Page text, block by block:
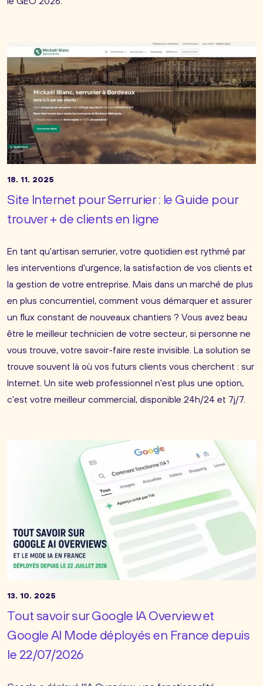
18. 11. 2025
Site Internet pour Serrurier : le Guide pour
trouver + de clients en ligne
En tant qu'artisan serrurier, votre quotidien est rythmé par
les interventions d'urgence, la satisfaction de vos clients et
la gestion de votre entreprise. Mais dans un marché de plus
en plus concurrentiel, comment vous démarquer et assurer
un flux constant de nouveaux chantiers ? Vous avez beau
être le meilleur technicien de votre secteur, si personne ne
vous trouve, votre savoir-faire reste invisible. La solution se
trouve souvent là où vos futurs clients vous cherchent : sur
Internet. Un site web professionnel n'est plus une option,
c'est votre meilleur commercial, disponible 24h/24 et 7j/7.
13. 10. 2025
Tout savoir sur Google IA Overview et
Google AI Mode déployés en France depuis
le 22/07/2026